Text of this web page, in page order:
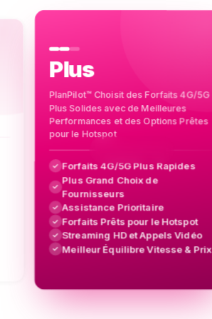
Plus
PlanPilot™ Choisit des Forfaits 4G/5G
Plus Solides avec de Meilleures
Performances et des Options Prêtes
pour le Hotspot
✓ Forfaits 4G/5G Plus Rapides
✓
Plus Grand Choix de
Fournisseurs
✓ Assistance Prioritaire
✓ Forfaits Prêts pour le Hotspot
✓ Streaming HD et Appels Vidéo
✓ Meilleur Équilibre Vitesse & Prix